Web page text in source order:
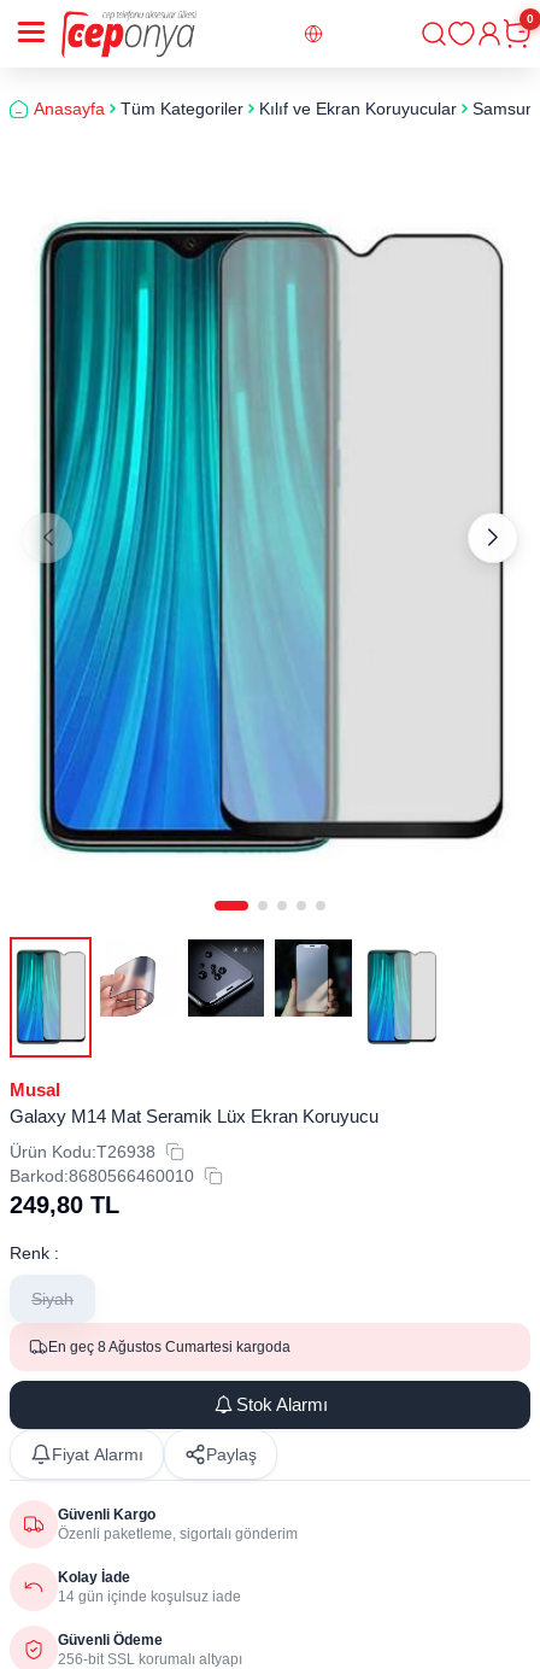
Giriş
0
Anasayfa Tüm Kategoriler Kılıf ve Ekran Koruyucular
Musal
Galaxy M14 Mat Seramik Lüx Ekran Koruyucu
Ürün Kodu:T26938
Barkod:8680566460010
249,80 TL
Renk :
Siyah
En geç 8 Ağustos Cumartesi kargoda
Stok Alarmı
Fiyat Alarmı Paylaş
Güvenli Kargo
Özenli paketleme, sigortalı gönderim
Kolay İade
14 gün içinde koşulsuz iade
Güvenli Ödeme
256-bit SSL korumalı altyapı